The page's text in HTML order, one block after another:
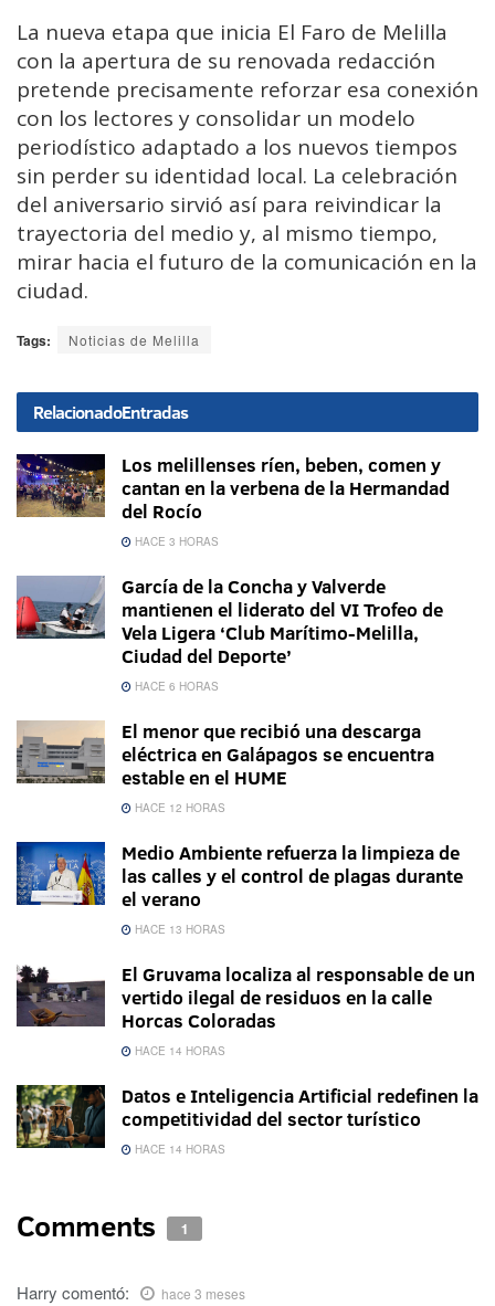
La nueva etapa que inicia El Faro de Melilla
con la apertura de su renovada redacción
pretende precisamente reforzar esa conexión
con los lectores y consolidar un modelo
periodístico adaptado a los nuevos tiempos
sin perder su identidad local. La celebración
del aniversario sirvió así para reivindicar la
trayectoria del medio y, al mismo tiempo,
mirar hacia el futuro de la comunicación en la
ciudad.
Tags: Noticias de Melilla
RelacionadoEntradas
Los melillenses ríen, beben, comen y
cantan en la verbena de la Hermandad
del Rocío
HACE 3 HORAS
García de la Concha y Valverde
mantienen el liderato del VI Trofeo de
Vela Ligera ‘Club Marítimo-Melilla,
Ciudad del Deporte’
HACE 6 HORAS
El menor que recibió una descarga
eléctrica en Galápagos se encuentra
estable en el HUME
HACE 12 HORAS
Medio Ambiente refuerza la limpieza de
las calles y el control de plagas durante
el verano
HACE 13 HORAS
El Gruvama localiza al responsable de un
vertido ilegal de residuos en la calle
Horcas Coloradas
HACE 14 HORAS
Datos e Inteligencia Artificial redefinen la
competitividad del sector turístico
HACE 14 HORAS
Comments 1
Harry comentó: hace 3 meses